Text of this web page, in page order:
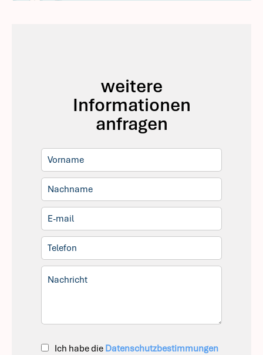
weitere
Informationen
anfragen
Ich habe die Datenschutzbestimmungen